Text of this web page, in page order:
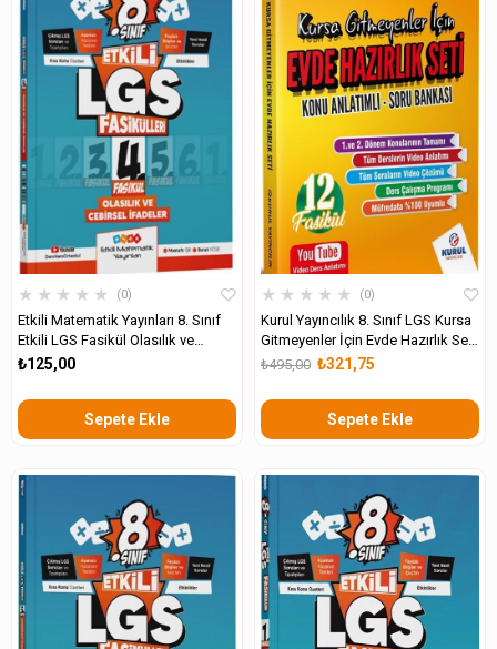
★ ★ ★ ★ ★ 0
Etkili Matematik Yayınları 8. Sınıf
Etkili LGS Fasikül Olasılık ve
Cebirsel İfadeler 4
₺125,00
Sepete Ekle
★ ★ ★ ★ ★ 0
Kurul Yayıncılık 8. Sınıf LGS Kursa
Gitmeyenler İçin Evde Hazırlık Seti
Konu Anlatımlı Soru Bankası
₺321,75
₺495,00
Sepete Ekle